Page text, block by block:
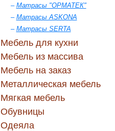
– Матрасы "ОРМАТЕК"
– Матрасы ASKONA
– Матрасы SERTA
Мебель для кухни
Мебель из массива
Мебель на заказ
Металлическая мебель
Мягкая мебель
Обувницы
Одеяла